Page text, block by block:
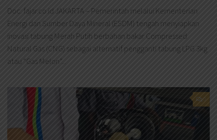
Doc: fajar.co.id JAKARTA – Pemerintah melalui Kementerian
Energi dan Sumber Daya Mineral (ESDM) tengah menyiapkan
inovasi tabung Merah Putih berbahan bakar Compressed
Natural Gas (CNG) sebagai alternatif pengganti tabung LPG 3kg
atau “Gas Melon”...
0